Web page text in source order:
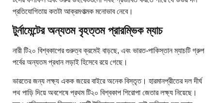
প্রতিযোগিতায় কতটা আক্রমণাত্মক মনোভাব নেবে।
টুর্নামেন্টের অন্যতম বৃহত্তম প্রারম্ভিক ম্যাচ
নারী টি২০ বিশ্বকাপের গুরুত্ব ক্রমেই বাড়ছে, এবং ভারত-পাকিস্তান ম্যাচটি গ্রুপ
পর্বের অন্যতম প্রধান লড়াই হিসেবে রয়ে গেছে।
ভারতের জন্য লক্ষ্য একক জয়ের বাইরে অনেক বিস্তৃত। হারমানপ্রীতের দল দীর্ঘ
পথ পাড়ি দিয়ে অবশেষে প্রথম টি২০ বিশ্বকাপ শিরোপা জেতার লক্ষ্য নিয়েছে।